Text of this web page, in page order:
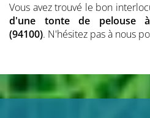
Vous avez trouvé le bon
d'une tonte de pelouse
(94100). N'hésitez pas à nous